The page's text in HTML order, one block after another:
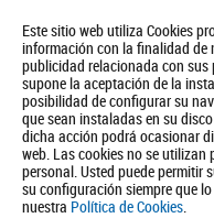
Este sitio web utiliza Cookies
información con la finalidad de
publicidad relacionada con sus
supone la aceptación de la
posibilidad de configurar su
que sean instaladas en su
dicha acción podrá ocasionar
web. Las cookies no se utilizan
personal. Usted puede permitir
su configuración siempre que
nuestra Política de Cookies.
About us Tourism Política de